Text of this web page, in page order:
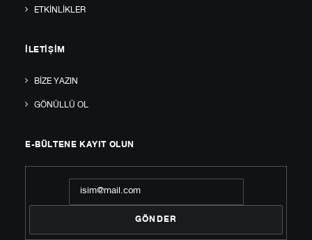
ETKINLIKLER
İLETIŞIM
BIZE YAZIN
GÖNÜLLÜ OL
E-BÜLTENE KAYIT OLUN